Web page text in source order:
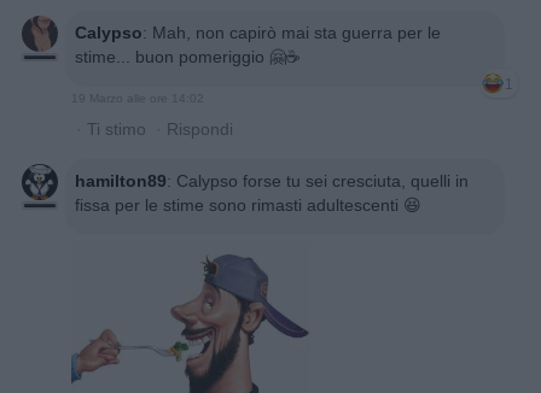
Calypso: Mah, non capirò mai sta guerra per le
stime... buon pomeriggio 🤗☕
1
19 Marzo alle ore 14:02
· Ti stimo · Rispondi
hamilton89: Calypso forse tu sei cresciuta, quelli in
fissa per le stime sono rimasti adultescenti 😆